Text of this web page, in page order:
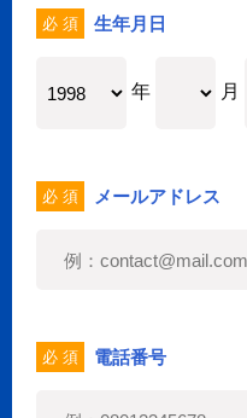
必 須 生年月日
年 月
必 須 メールアドレス
必 須 電話番号